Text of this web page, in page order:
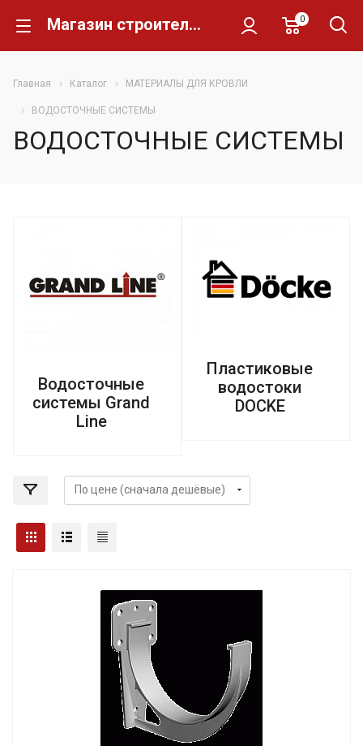
Магазин строительных материалов Склад Кирпича 0
Главная Каталог МАТЕРИАЛЫ ДЛЯ КРОВЛИ
ВОДОСТОЧНЫЕ СИСТЕМЫ
ВОДОСТОЧНЫЕ СИСТЕМЫ
Водосточные
системы Grand
Line
Пластиковые
водостоки
DOCKE